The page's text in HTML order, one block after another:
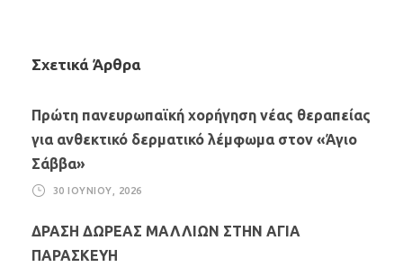
Σχετικά Άρθρα
Πρώτη πανευρωπαϊκή χορήγηση νέας θεραπείας
για ανθεκτικό δερματικό λέμφωμα στον «Άγιο
Σάββα»
30 ΙΟΥΝΊΟΥ, 2026
ΔΡΑΣΗ ΔΩΡΕΑΣ ΜΑΛΛΙΩΝ ΣΤΗΝ ΑΓΙΑ
ΠΑΡΑΣΚΕΥΗ